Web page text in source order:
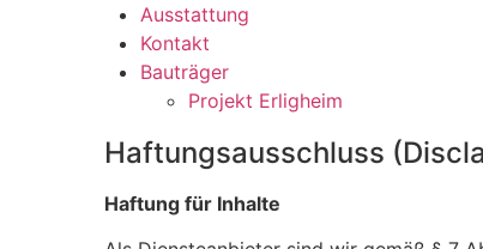
Ausstattung
Kontakt
Bauträger
Projekt Erligheim
Haftungsausschluss
Haftung für Inhalte